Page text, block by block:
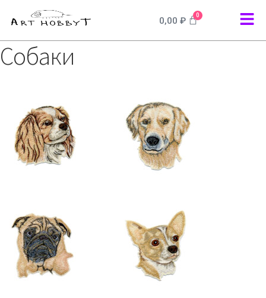
0,00 ₽
0
Собаки